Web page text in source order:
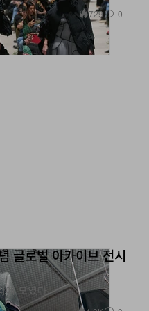
729 0
글로벌 아카이브 전시
에 모였다.